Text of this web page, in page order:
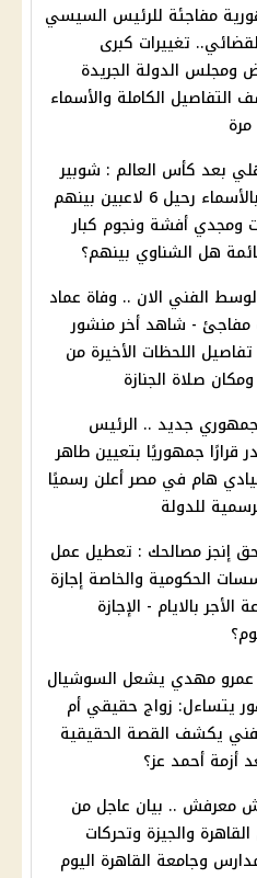
مفاجئة للرئيس السيسي
تغييرات كبرى
ومجلس الدولة الجريدة
التفاصيل الكاملة والأسماء
بعد كأس العالم : شوبير
يفجر مفاجأة بالأسماء رحيل 6 لاعبين بينهم
ومجدي أفشة ونجوم كبار
هل الشناوي بينهم؟
الفني الان .. وفاة عماد
مفاجئ - شاهد أخر منشور
اللحظات الأخيرة من
صلاة الجنازة
جمهوري جديد .. الرئيس
جمهوريًا بتعيين طاهر
هام في مصر أعلن رسميًا
للدولة
إنجز مصالحك : تعطيل عمل
الحكومية والخاصة إجازة
بالايام - الإجازة
عمرو مهدي يشعل السوشيال
يتساءل: زواج حقيقي أم
يكشف القصة الحقيقية
أزمة أحمد عز؟
معرفش .. بيان عاجل من
والجيزة وتحركات
وجامعة القاهرة اليوم